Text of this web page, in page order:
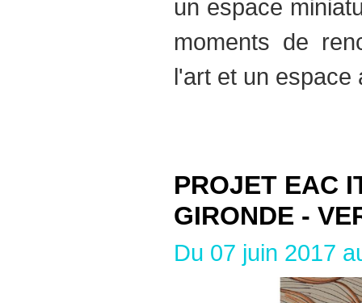
un espace
moments de
l'art et un
PROJET EAC
GIRONDE -
Du 07 juin 2017